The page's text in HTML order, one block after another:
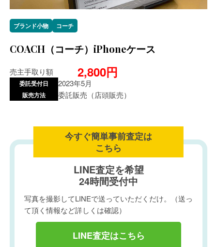
ブランド小物 コーチ
COACH（コーチ）iPhoneケース
売主手取り額 2,800円
委託受付日 2023年5月
販売方法 委託販売（店頭販売）
今すぐ簡単事前査定は
こちら
LINE査定を希望
24時間受付中
写真を撮影してLINEで送っていただくだけ。（送っ
て頂く情報など詳しくは確認）
LINE査定はこちら